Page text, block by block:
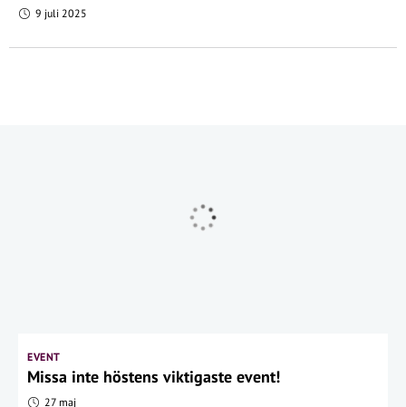
9 juli 2025
EVENT
Missa inte höstens viktigaste event!
27 maj